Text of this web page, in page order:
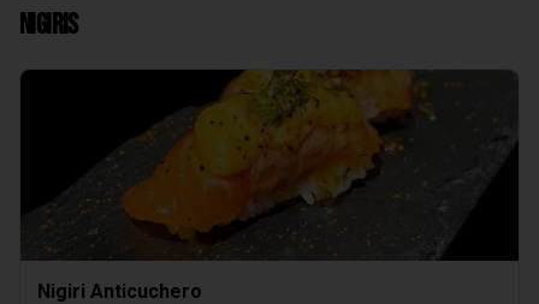
Nigiris
Nigiri Anticuchero